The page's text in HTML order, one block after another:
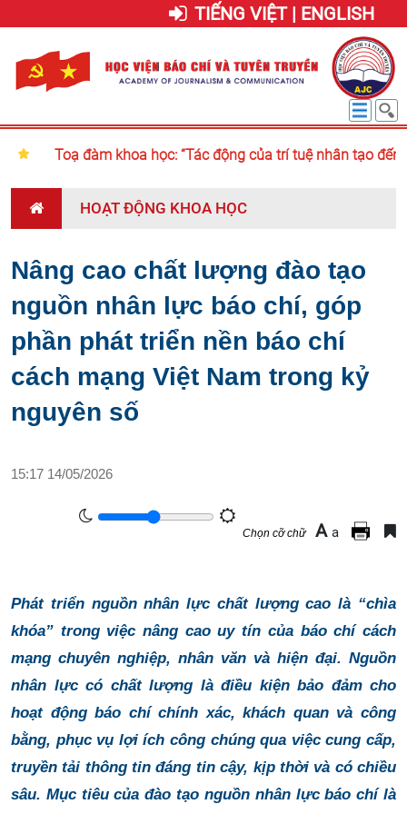
TIẾNG VIỆT | ENGLISH
Toạ đàm khoa học: “Tác động của trí tuệ nhân tạo
HOẠT ĐỘNG KHOA HỌC
Nâng cao chất lượng đào tạo
nguồn nhân lực báo chí, góp
phần phát triển nền báo chí
cách mạng Việt Nam trong kỷ
nguyên số
15:17 14/05/2026
Chọn cỡ chữ A a
Phát triển nguồn nhân lực chất lượng cao là “chìa
khóa” trong việc nâng cao uy tín của báo chí cách
mạng chuyên nghiệp, nhân văn và hiện đại. Nguồn
nhân lực có chất lượng là điều kiện bảo đảm cho
hoạt động báo chí chính xác, khách quan và công
bằng, phục vụ lợi ích công chúng qua việc cung cấp,
truyền tải thông tin đáng tin cậy, kịp thời và có chiều
sâu. Mục tiêu của đào tạo nguồn nhân lực báo chí là